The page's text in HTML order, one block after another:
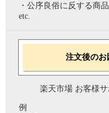
・公序良俗に反する商品
etc.
注文後のお
楽天市場 お客様サ
例